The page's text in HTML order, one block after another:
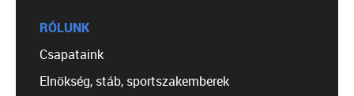
RÓLUNK
Csapataink
Elnökség, stáb, sportszakemberek